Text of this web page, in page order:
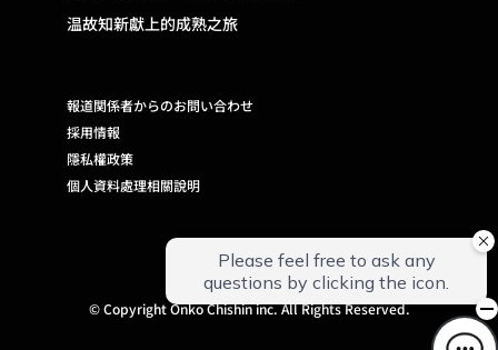
温故知新獻上的成熟之旅
報道関係者からのお問い合わせ
採用情報
隱私權政策
個人資料處理相關說明
© Copyright Onko Chishin inc. All Rights Reserved.